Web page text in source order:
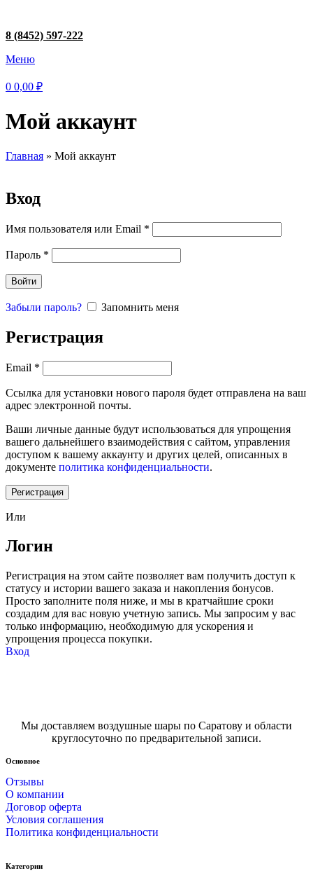
8 (8452) 597-222
Меню
0 0,00 ₽
Мой аккаунт
Главная » Мой аккаунт
Вход
Имя пользователя или Email *
Пароль *
Войти
Забыли пароль? Запомнить меня
Регистрация
Email *
Ссылка для установки нового пароля будет отправлена ​​на ваш
адрес электронной почты.
Ваши личные данные будут использоваться для упрощения
вашего дальнейшего взаимодействия с сайтом, управления
доступом к вашему аккаунту и других целей, описанных в
документе политика конфиденциальности.
Регистрация
Или
Логин
Регистрация на этом сайте позволяет вам получить доступ к
статусу и истории вашего заказа и накопления бонусов.
Просто заполните поля ниже, и мы в кратчайшие сроки
создадим для вас новую учетную запись. Мы запросим у вас
только информацию, необходимую для ускорения и
упрощения процесса покупки.
Вход
Мы доставляем воздушные шары по Саратову и области
круглосуточно по предварительной записи.
Основное
Отзывы
О компании
Договор оферта
Условия соглашения
Политика конфиденциальности
Категории